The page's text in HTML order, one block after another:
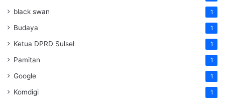
black swan 1
Budaya 1
Ketua DPRD Sulsel 1
Pamitan 1
Google 1
Komdigi 1